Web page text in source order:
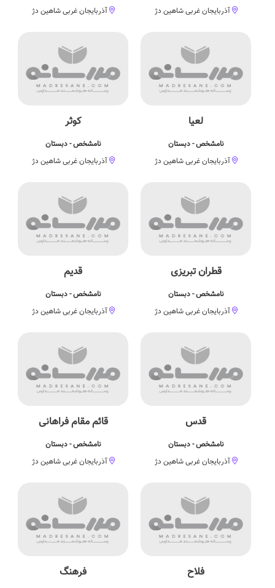
آذربایجان غربی شاهین دژ
آذربایجان غربی شاهین دژ
لعیا
نامشخص - دبستان
آذربایجان غربی شاهین دژ
كوثر
نامشخص - دبستان
آذربایجان غربی شاهین دژ
قطران تبریزی
نامشخص - دبستان
آذربایجان غربی شاهین دژ
قدیم
نامشخص - دبستان
آذربایجان غربی شاهین دژ
قدس
نامشخص - دبستان
آذربایجان غربی شاهین دژ
قائم مقام فراهانی
نامشخص - دبستان
آذربایجان غربی شاهین دژ
فلاح فرهنگ